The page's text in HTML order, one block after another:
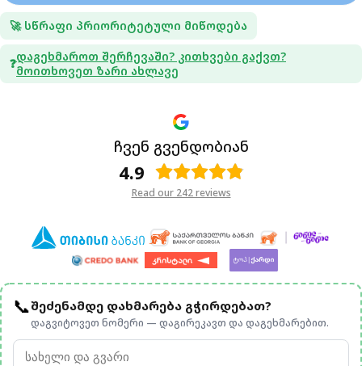
🚀 სწრაფი პრიორიტეტული მიწოდება
❓Დაგეხმაროთ Შერჩევაში? Კითხვები Გაქვთ?
Მოითხოვეთ Ზარი Ახლავე
ჩვენ გვენდობიან
4.9
Read our 242 reviews
📞შეძენამდე დახმარება გჭირდებათ?
დაგვიტოვეთ ნომერი — დაგირეკავთ და დაგეხმარებით.